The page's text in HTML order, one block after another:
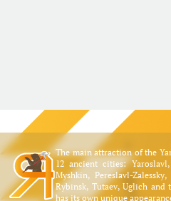
The main attraction of the
12 ancient cities:
Myshkin, Pereslavl-
Rybinsk, Tutaev, Uglich and
has its own unique